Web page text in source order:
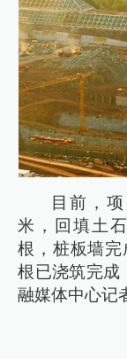
目前，
米，回填土
根，桩板墙完
根已浇筑完成
融媒体中心记